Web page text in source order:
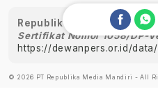
Republika telah
Sertifikat Nomor 1058/DP-
https://dewanpers.or.id/
© 2026 PT Republika Media Mandiri - All